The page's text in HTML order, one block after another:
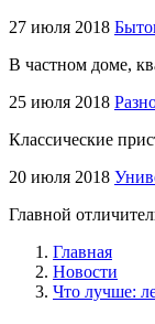
27 июля 2018
В частном доме,
25 июля 2018
Классические
20 июля 2018
Главной
Главная
Новости
Что лучше: